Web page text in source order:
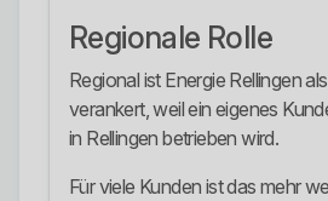
Regionale Rolle
Regional ist Energie Rellingen
verankert, weil ein eigenes
in Rellingen betrieben wird.
Für viele Kunden ist das mehr